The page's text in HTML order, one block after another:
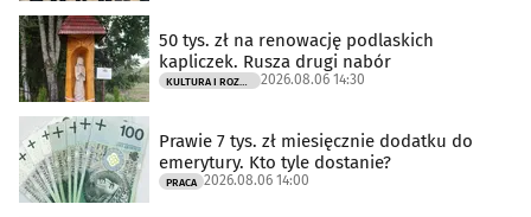
50 tys. zł na renowację podlaskich
kapliczek. Rusza drugi nabór
2026.08.06 14:30
Prawie 7 tys. zł miesięcznie dodatku do
emerytury. Kto tyle dostanie?
PRACA 2026.08.06 14:00